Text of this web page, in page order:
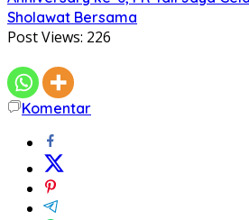
Sholawat Bersama
Post Views: 226
Komentar